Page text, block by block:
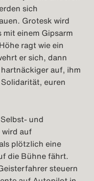
sich
Grotesk wird
mit einem Gipsarm
ragt wie ein
er sich, dann
auf, ihm
euren
und
auf
plötzlich eine
die Bühne fährt.
steuern